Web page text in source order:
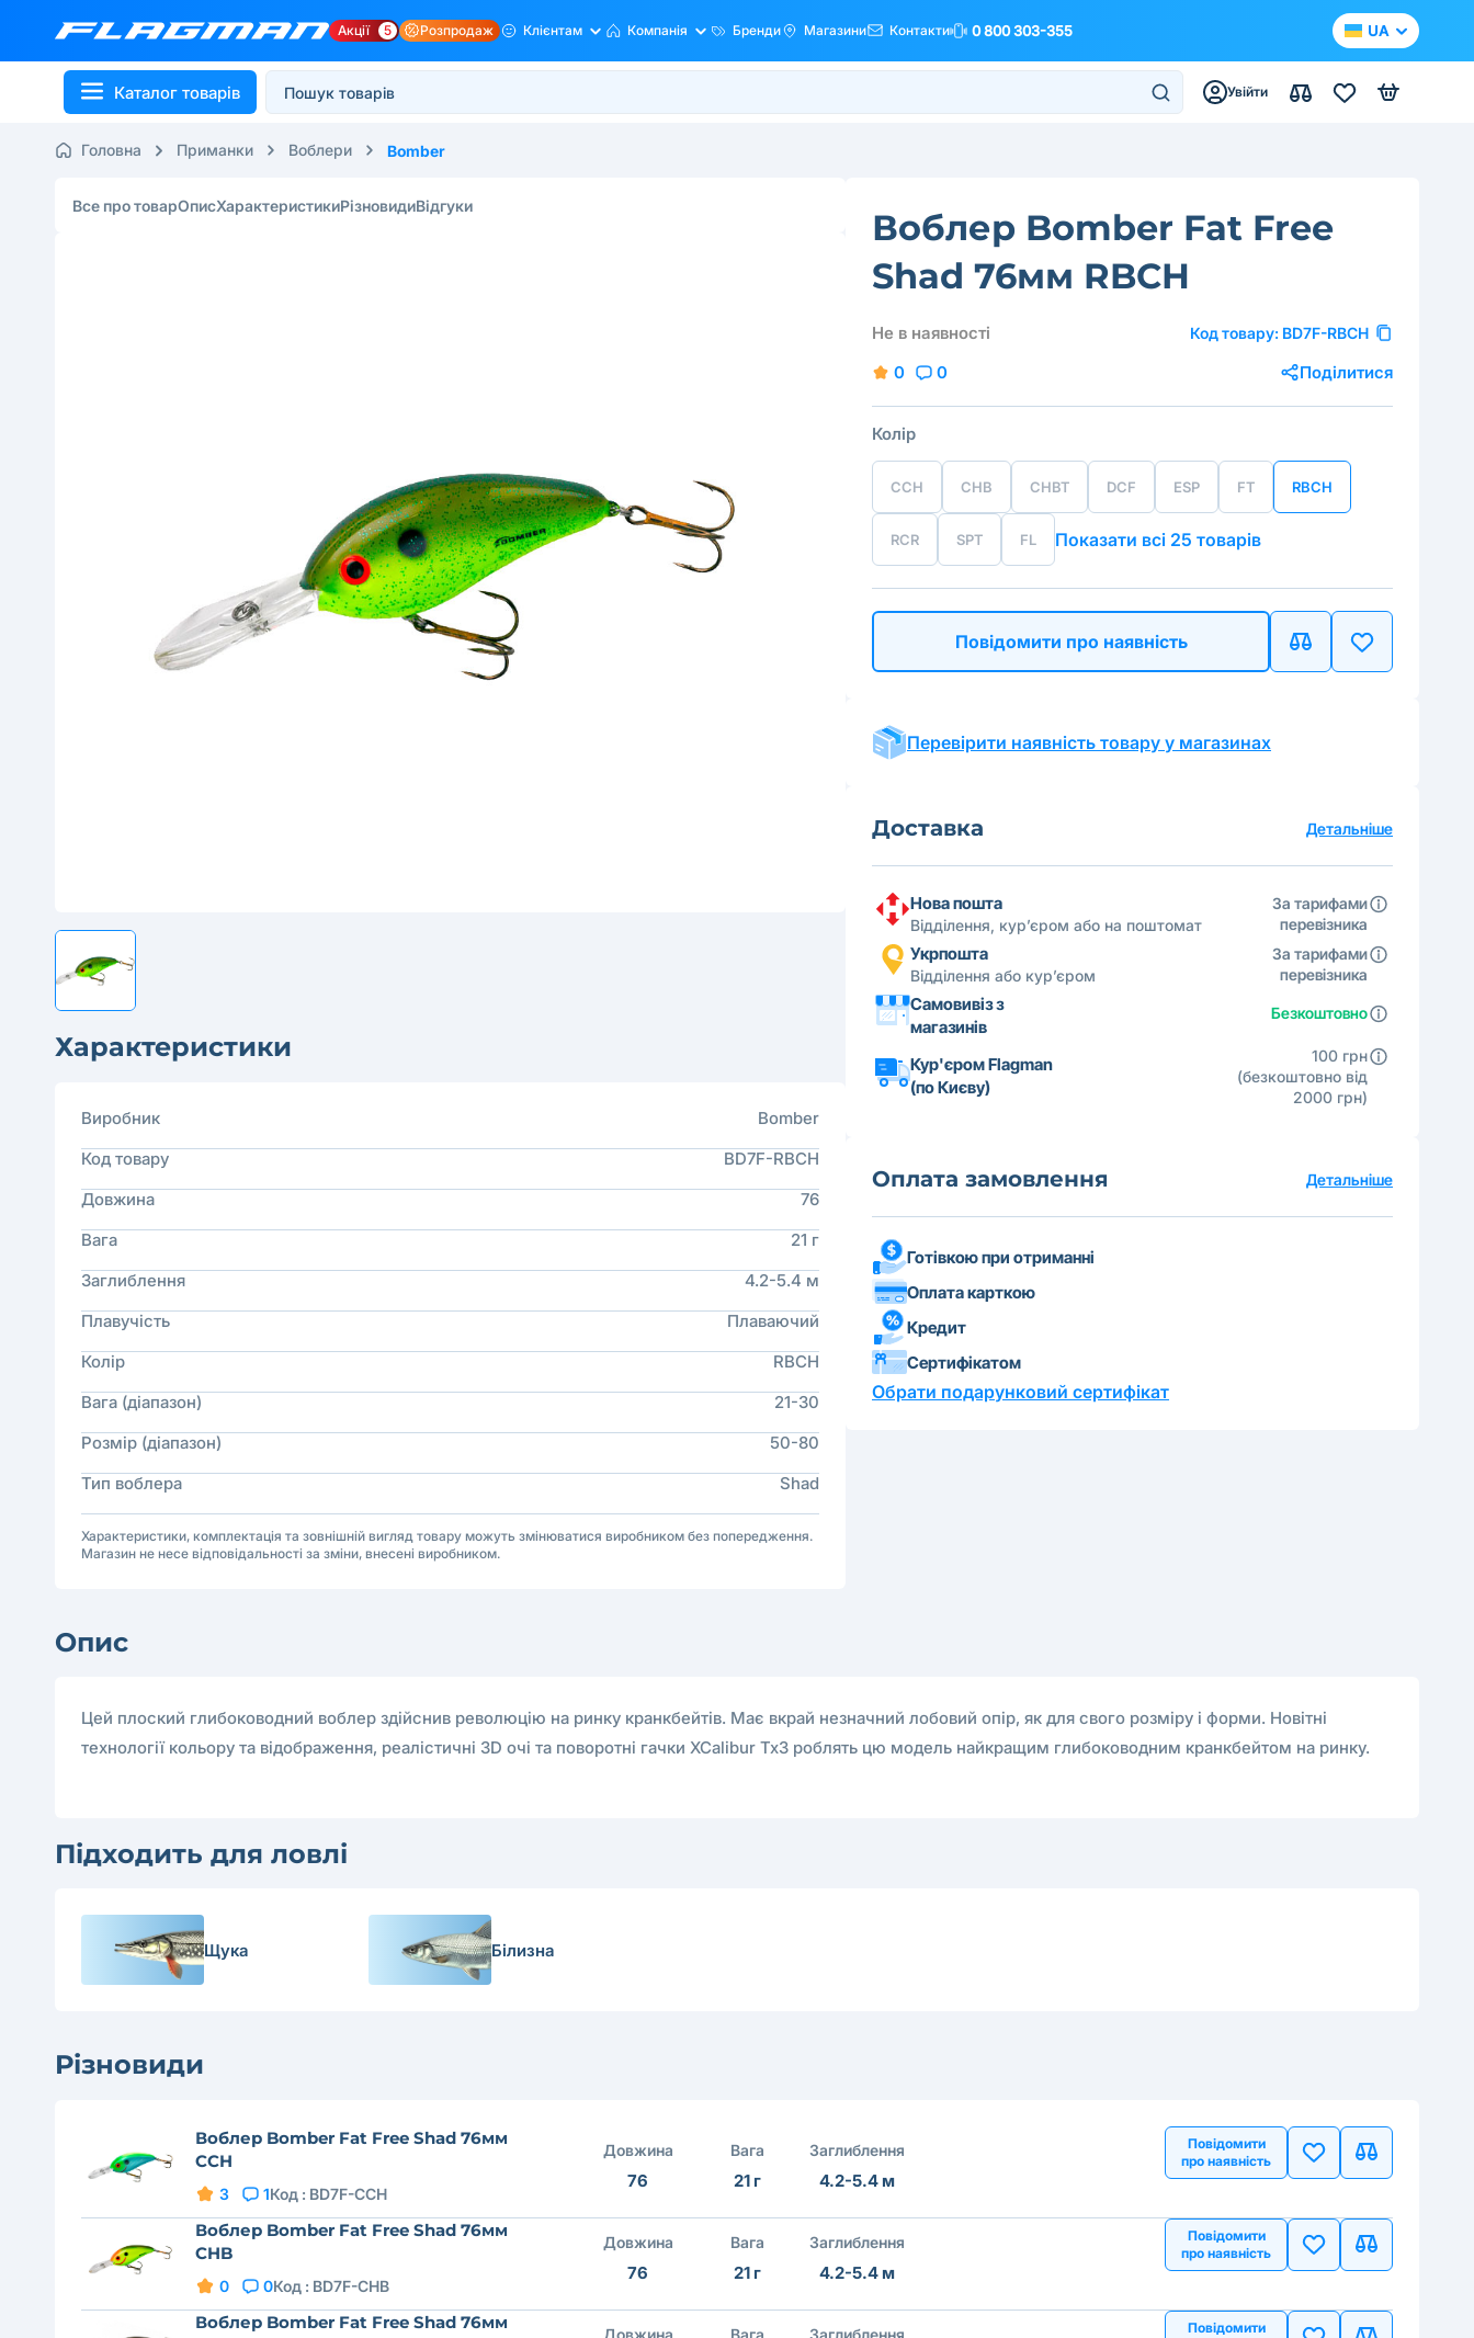
Акції 5 Розпродаж Клієнтам Компанія Бренди Магазини Контакти 0 800 303-355 UA
Каталог товарів Увійти
Головна Приманки Воблери Bomber
Все про товарОписХарактеристикиРізновидиВідгуки
Характеристики
Виробник
Bomber
Код товару
BD7F-RBCH
Довжина
76
Вага
21 г
Заглиблення
4.2-5.4 м
Плавучість
Плаваючий
Колір
RBCH
Вага (діапазон)
21-30
Розмір (діапазон)
50-80
Тип воблера
Shad
Характеристики, комплектація та зовнішній вигляд товару можуть змінюватися виробником без попередження.
Магазин не несе відповідальності за зміни, внесені виробником.
Воблер Bomber Fat Free
Shad 76мм RBCH
Не в наявності Код товару: BD7F-RBCH
0 0 Поділитися
Колір
CCH CHB CHBT DCF ESP FT RBCH
RCR SPT FL Показати всі 25 товарів
Повідомити про наявність
Перевірити наявність товару у магазинах
Доставка Детальніше
Нова пошта
Відділення, кур’єром або на поштомат
За тарифами
перевізника
Укрпошта
Відділення або кур’єром
За тарифами
перевізника
Самовивіз з
магазинів
Безкоштовно
Кур'єром Flagman
(по Києву)
100 грн
(безкоштовно від
2000 грн)
Оплата замовлення Детальніше
Готівкою при отриманні
Оплата карткою
Кредит
Сертифікатом
Обрати подарунковий сертифікат
Опис
Цей плоский глибоководний воблер здійснив революцію на ринку кранкбейтів. Має вкрай незначний лобовий опір, як для свого розміру і форми. Новітні
технології кольору та відображення, реалістичні 3D очі та поворотні гачки XCalibur Tx3 роблять цю модель найкращим глибоководним кранкбейтом на ринку.
Підходить для ловлі
Щука Білизна
Різновиди
Воблер Bomber Fat Free Shad 76мм
CCH
3 1Код : BD7F-CCH
Довжина
76
Вага
21 г
Заглиблення
4.2-5.4 м
Повідомити
про наявність
Воблер Bomber Fat Free Shad 76мм
CHB
0 0Код : BD7F-CHB
Довжина
76
Вага
21 г
Заглиблення
4.2-5.4 м
Повідомити
про наявність
Воблер Bomber Fat Free Shad 76мм
Довжина Вага Заглиблення
Повідомити